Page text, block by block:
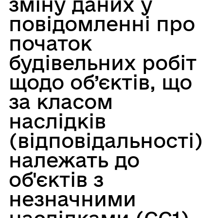
повідомленні про
початок
будівельних робіт
щодо об’єктів, що
за класом
наслідків
(відповідальності)
належать до
об'єктів з
незначними